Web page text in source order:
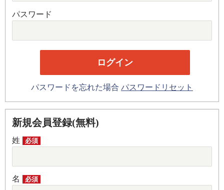
パスワード
パスワードを忘れた場合 パスワードリセット
新規会員登録(無料)
姓 必須
名 必須